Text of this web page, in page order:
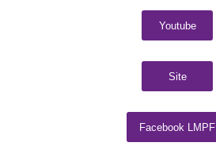
Youtube
Site
Facebook LMPF